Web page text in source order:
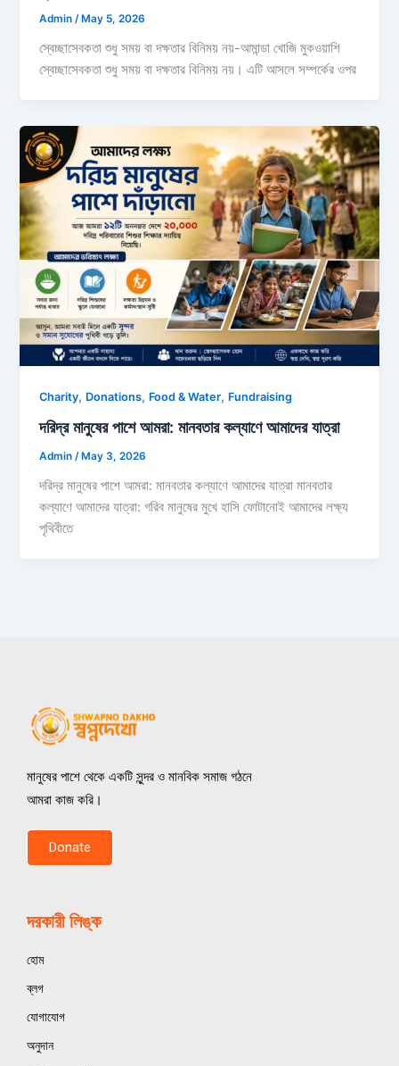
Admin/ May 5, 2026
স্বেচ্ছাসেবকতা শুধু সময় বা দক্ষতার বিনিময় নয়-আমান্ডা খোজি মুকওয়াশি
স্বেচ্ছাসেবকতা শুধু সময় বা দক্ষতার বিনিময় নয়। এটি আসলে সম্পর্কের ওপর
Charity, Donations, Food & Water, Fundraising
দরিদ্র মানুষের পাশে আমরা: মানবতার কল্যাণে আমাদের যাত্রা
Admin/ May 3, 2026
দরিদ্র মানুষের পাশে আমরা: মানবতার কল্যাণে আমাদের যাত্রা মানবতার
কল্যাণে আমাদের যাত্রা: গরিব মানুষের মুখে হাসি ফোটানোই আমাদের লক্ষ্য
পৃথিবীতে
মানুষের পাশে থেকে একটি সুন্দর ও মানবিক সমাজ গঠনে
আমরা কাজ করি।
Donate
দরকারী লিঙ্ক
হোম
ব্লগ
যোগাযোগ
অনুদান